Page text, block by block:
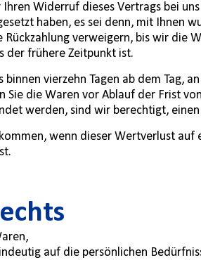
Widerruf dieses Vertrags bei
haben, es sei denn, mit Ihnen
verweigern, bis wir die
der frühere Zeitpunkt ist.
vierzehn Tagen ab dem Tag,
die Waren vor Ablauf der Frist
werden, sind wir berechtigt,
wenn dieser Wertverlust
auf die persönlichen